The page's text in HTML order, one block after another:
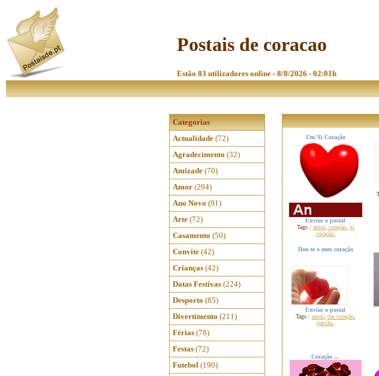
Postais de coracao
Estão 83 utilizadores online - 8/8/2026 - 02:01h
Categorias
Actualidade (72)
Agradecimento (32)
Amizade (70)
Amor (294)
Ano Novo (91)
Arte (72)
Casamento (50)
Convite (42)
Crianças (42)
Datas Festivas (224)
Desporto (85)
Divertimento (211)
Férias (78)
Festas (72)
Futebol (190)
Um Xi Coração
Enviar o postal
Tags : amor, coração, xi
coração,
Dou-te o meu coração
Enviar o postal
Tags : amor, dar coração,
paixão
Coração ...